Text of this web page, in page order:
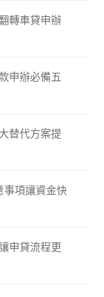
轉車貸申辦
申辦必備五
替代方案提
事項讓資金快
申貸流程更